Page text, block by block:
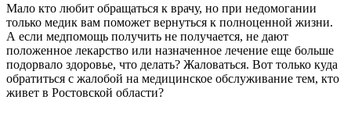
Мало кто любит обращаться к врачу, но при недомогании
только медик вам поможет вернуться к полноценной жизни.
А если медпомощь получить не получается, не дают
положенное лекарство или назначенное лечение еще больше
подорвало здоровье, что делать? Жаловаться. Вот только куда
обратиться с жалобой на медицинское обслуживание тем, кто
живет в Ростовской области?